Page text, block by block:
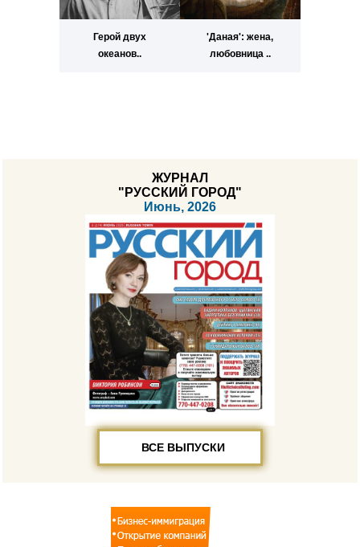
Герой двух
океанов..
'Даная': жена,
любовница ..
ЖУРНАЛ
"РУССКИЙ ГОРОД"
Июнь, 2026
ВСЕ ВЫПУСКИ